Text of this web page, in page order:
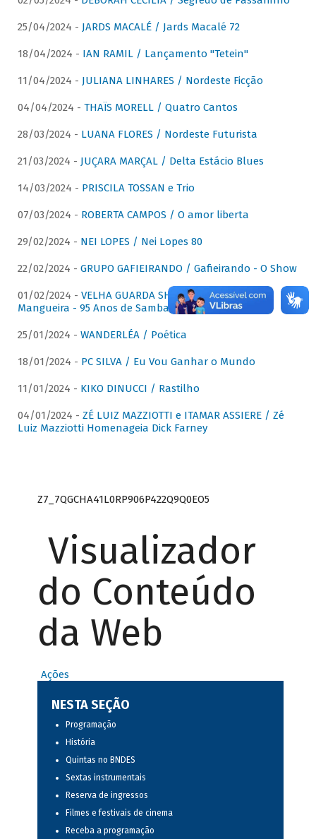
25/04/2024 - JARDS MACALÉ / Jards Macalé 72
18/04/2024 - IAN RAMIL / Lançamento "Tetein"
11/04/2024 - JULIANA LINHARES / Nordeste Ficção
04/04/2024 - THAÏS MORELL / Quatro Cantos
28/03/2024 - LUANA FLORES / Nordeste Futurista
21/03/2024 - JUÇARA MARÇAL / Delta Estácio Blues
14/03/2024 - PRISCILA TOSSAN e Trio
07/03/2024 - ROBERTA CAMPOS / O amor liberta
29/02/2024 - NEI LOPES / Nei Lopes 80
22/02/2024 - GRUPO GAFIEIRANDO / Gafieirando - O Show
01/02/2024 - VELHA GUARDA SHOW DA MANGUEIRA /
Mangueira - 95 Anos de Samba
25/01/2024 - WANDERLÉA / Poética
18/01/2024 - PC SILVA / Eu Vou Ganhar o Mundo
11/01/2024 - KIKO DINUCCI / Rastilho
04/01/2024 - ZÉ LUIZ MAZZIOTTI e ITAMAR ASSIERE / Zé
Luiz Mazziotti Homenageia Dick Farney
Z7_7QGCHA41L0RP906P422Q9Q0EO5
Visualizador
do Conteúdo
da Web
Ações
NESTA SEÇÃO
Programação
História
Quintas no BNDES
Sextas instrumentais
Reserva de ingressos
Filmes e festivais de cinema
Receba a programação